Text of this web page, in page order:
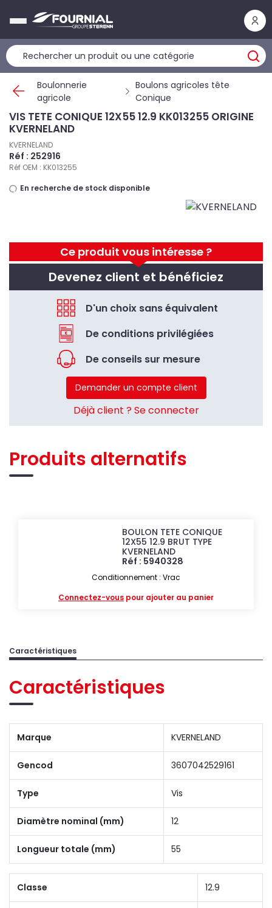
Boulonnerie
agricole
Boulons agricoles tête
Conique
Ce produit vous intéresse ?
Devenez client et bénéficiez
D'un choix sans équivalent
De conditions privilégiées
De conseils sur mesure
Demander un compte client
Déjà client ? Se connecter
VIS TETE CONIQUE 12X55 12.9 KK013255 ORIGINE
KVERNELAND
KVERNELAND
Réf : 252916
Réf OEM : KK013255
En recherche de stock disponible
Produits alternatifs
BOULON TETE CONIQUE
12X55 12.9 BRUT TYPE
KVERNELAND
Réf : 5940328
Conditionnement : Vrac
Connectez-vous pour ajouter au panier
Caractéristiques
Caractéristiques
Marque KVERNELAND
Gencod 3607042529161
Type Vis
Diamètre nominal (mm) 12
Longueur totale (mm) 55
Classe 12.9